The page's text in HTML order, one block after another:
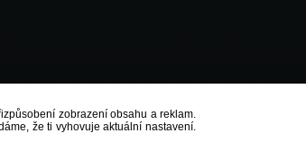
zobrazení obsahu a reklam.
že ti vyhovuje aktuální nastavení.